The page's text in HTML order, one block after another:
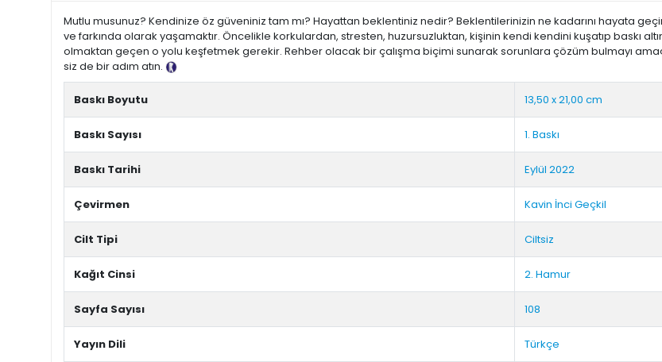
Mutlu musunuz? Kendinize öz güveniniz tam mı? Hayattan beklentiniz nedir? Beklentilerinizin ne kadarını hayata
ve farkında olarak yaşamaktır. Öncelikle korkulardan, stresten, huzursuzluktan, kişinin kendi kendini kuşatıp baskı
olmaktan geçen o yolu keşfetmek gerekir. Rehber olacak bir çalışma biçimi sunarak sorunlara çözüm bulmayı
siz de bir adım atın.
Tanıtım Metni
Baskı Boyutu 13,50 x 21,00 cm
Baskı Sayısı 1. Baskı
Baskı Tarihi Eylül 2022
Çevirmen Kavin İnci Geçkil
Cilt Tipi Ciltsiz
Kağıt Cinsi 2. Hamur
Sayfa Sayısı 108
Yayın Dili Türkçe